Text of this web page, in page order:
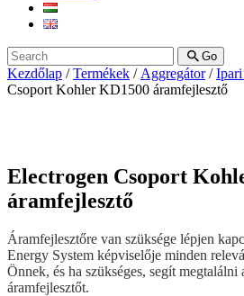
Go
Kezdőlap /Termékek / Aggregátor/
Csoport Kohler KD1500 áramfejlesztő
Electrogen Csoport
áramfejlesztő
Áramfejlesztőre van szüksége lépjen
Energy System képviselője minden
Önnek, és ha szükséges, segít
áramfejlesztőt.